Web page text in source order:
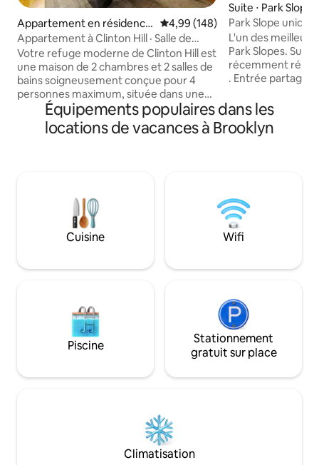
Appartement en résidence
⋅ Clinton Hill
Évaluation moyenne sur la
4,99 (148)
Appartement à Clinton Hill · Salle de
sport à domicile · Près de Barclays
Votre refuge moderne de Clinton Hill est
une maison de 2 chambres et 2 salles de
bains soigneusement conçue pour 4
personnes maximum, située dans une
rue calme et bordée d'arbres dans l'un
des quartiers les plus charmants de
Brooklyn. Ce logement calme et
culturels incontournables de New York.
Idéal pour les couples, les familles et les
petits groupes qui viennent pour des
événements estivaux, des escapades
quotidien.
Suite ⋅ Park Slope
Park Slope
L'un des
Park Slopes.
récemment
. Entrée partagée
avec cheminée
grande terrasse
avec une vue
compris Prospect
tous les musées,
magasins et
goûts. Il y a des escaliers pour se rendre
Équipements populaires dans les
locations de vacances à Brooklyn
Cuisine Wifi
Piscine
Stationnement
gratuit sur place
Climatisation